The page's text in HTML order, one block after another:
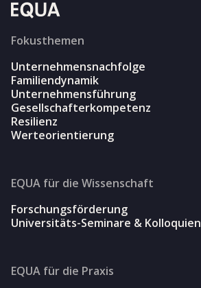
Fokusthemen
Unternehmensnachfolge
Familiendynamik
Unternehmensführung
Gesellschafterkompetenz
Resilienz
Werteorientierung
EQUA für die Wissenschaft
Forschungsförderung
Universitäts-Seminare & Kolloquien
EQUA für die Praxis